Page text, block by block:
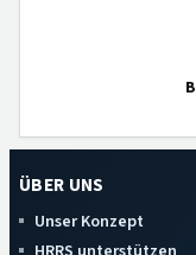
ÜBER UNS
Unser Konzept